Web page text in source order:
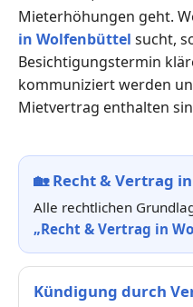
Mieterhöhungen geht.
in Wolfenbüttel sucht,
Besichtigungstermin
kommuniziert werden
Mietvertrag enthalten
🏡Recht & Vertrag
Alle rechtlichen
„Recht & Vertrag in
Kündigung durch